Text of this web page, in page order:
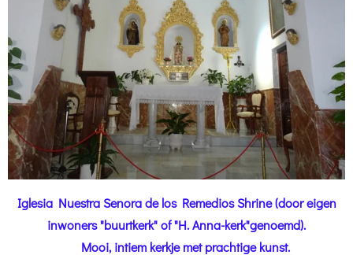
Iglesia Nuestra Senora de los Remedios Shrine (door eigen
inwoners "buurtkerk" of "H. Anna-kerk"genoemd).
Mooi, intiem kerkje met prachtige kunst.